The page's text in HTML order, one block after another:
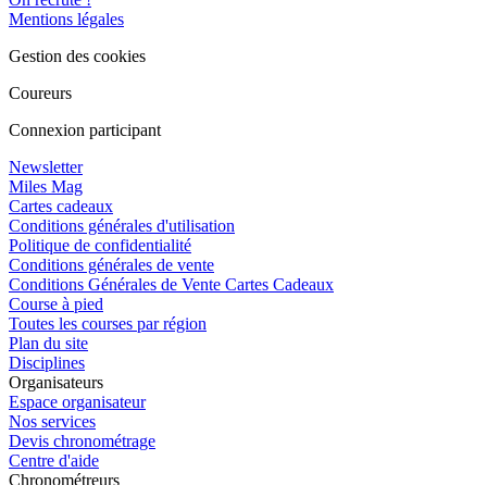
Mentions légales
Gestion des cookies
Coureurs
Connexion participant
Newsletter
Miles Mag
Cartes cadeaux
Conditions générales d'utilisation
Politique de confidentialité
Conditions générales de vente
Conditions Générales de Vente Cartes Cadeaux
Course à pied
Toutes les courses par région
Plan du site
Disciplines
Organisateurs
Espace organisateur
Nos services
Devis chronométrage
Centre d'aide
Chronométreurs